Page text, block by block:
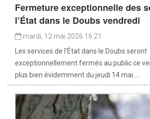
Fermeture exceptionnelle des
l’État dans le Doubs vendredi
mardi, 12 mai 2026 16:21
Les services de l’État dans le Doubs seront
exceptionnellement fermés au public ce
plus bien évidemment du jeudi 14 mai....